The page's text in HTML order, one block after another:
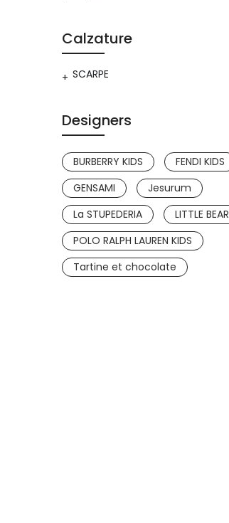
Calzature
SCARPE
Designers
BURBERRY KIDS
FENDI KIDS
GENSAMI
Jesurum
La STUPEDERIA
LITTLE BEAR
POLO RALPH LAUREN KIDS
Tartine et chocolate